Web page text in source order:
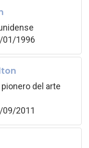
01/1996
del arte
2011